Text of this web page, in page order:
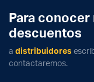
Para
descuentos
a distribuidores
contactaremos.